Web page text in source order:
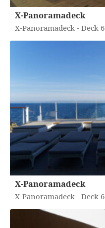
X-Panoramadeck
X-Panoramadeck - Deck 6
X-Panoramadeck
X-Panoramadeck - Deck 6